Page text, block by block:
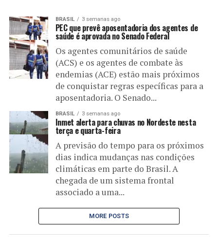
BRASIL 3 semanas ago
PEC que prevê aposentadoria dos agentes de
saúde é aprovada no Senado Federal
Os agentes comunitários de saúde
(ACS) e os agentes de combate às
endemias (ACE) estão mais próximos
de conquistar regras específicas para a
aposentadoria. O Senado...
BRASIL 3 semanas ago
Inmet alerta para chuvas no Nordeste nesta
terça e quarta-feira
A previsão do tempo para os próximos
dias indica mudanças nas condições
climáticas em parte do Brasil. A
chegada de um sistema frontal
associado a uma...
MORE POSTS